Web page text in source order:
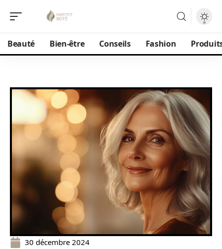
Beauté Bien-être Conseils Fashion
30 décembre 2024